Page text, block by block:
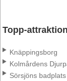
Topp-
Knäppingsborg
Kolmårdens
Sörsjöns badplats